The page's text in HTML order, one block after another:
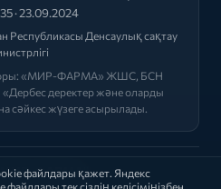
файлдары қажет. Яндекс
тек сіздің келісіміңізбен
· 23.09.2024
Республикасы Денсаулық сақтау
«МИР-ФАРМА» ЖШС, БСН
деректер және оларды
сәйкес жүзеге асырылады.
ФАРМА"